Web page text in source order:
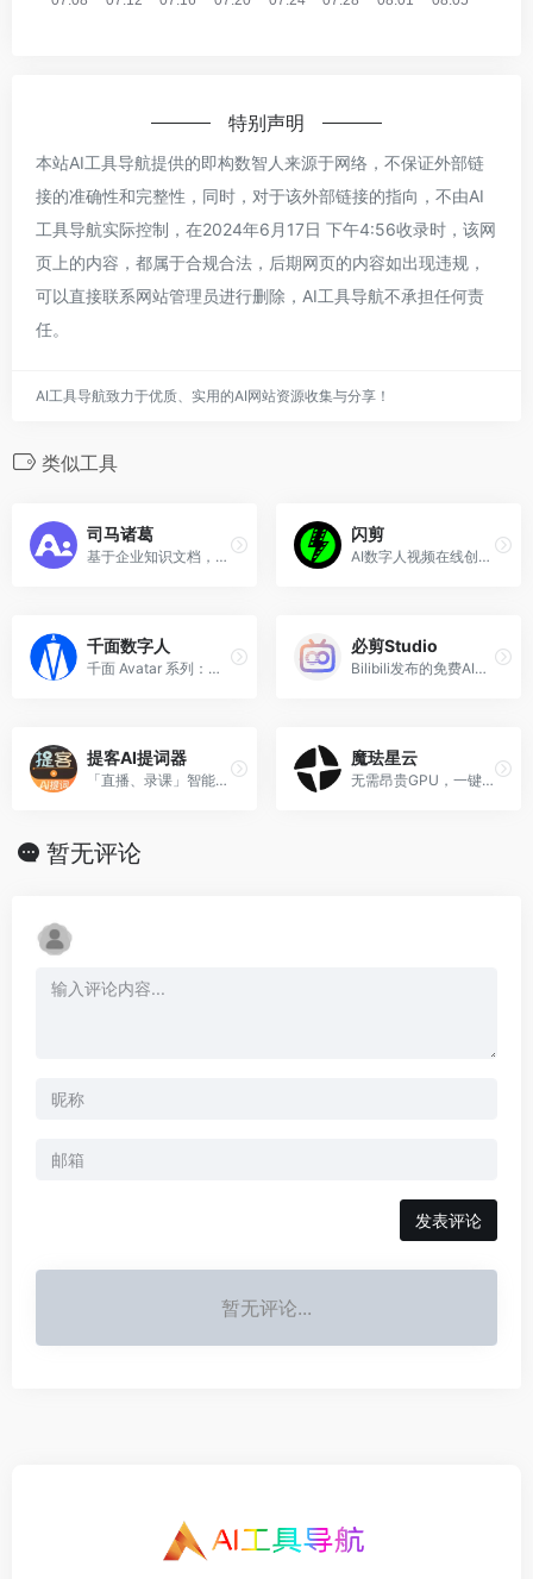
特别声明
本站AI工具导航提供的即构数智人来源于网络，不保证外部链
接的准确性和完整性，同时，对于该外部链接的指向，不由AI
工具导航实际控制，在2024年6月17日 下午4:56收录时，该网
页上的内容，都属于合规合法，后期网页的内容如出现违规，
可以直接联系网站管理员进行删除，AI工具导航不承担任何责
任。
AI工具导航致力于优质、实用的AI网站资源收集与分享！
类似工具
司马诸葛
基于企业知识文档，就可训练专属AI数字员工
闪剪
AI数字人视频在线创作平台-AI一键成片
千面数字人
千面 Avatar 系列：音频转换让静图随声动起来，动作模仿让动漫复刻真人动作，操作简单，满足多元创意需求。
必剪Studio
Bilibili发布的免费AI数字分身定制和视频创作工具
提客AI提词器
「直播、录课」智能AI提词，搭配抖音直播伴侣、腾讯会议、钉钉、飞书、录课等软件等任意软件。
魔珐星云
无需昂贵GPU，一键解锁超写实/二次元等多风格3D数字人，跨端适配千万级并发的具身智能平台。
暂无评论
发表评论
暂无评论...